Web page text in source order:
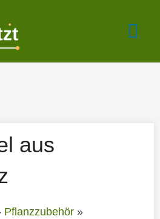
aus
Pflanzzubehör»